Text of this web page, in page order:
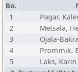
Bo.
1
Pagar,
2
Metsala,
3
Ojala-
4
Prommik,
5
Laks, Karin